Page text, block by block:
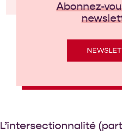
Abonnez-
L’intersectionnalité